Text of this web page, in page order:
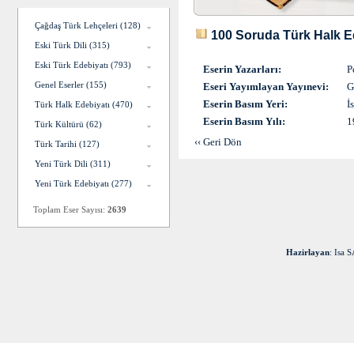
Çağdaş Türk Lehçeleri (128)
Eski Türk Dili (315)
Eski Türk Edebiyatı (793)
Genel Eserler (155)
Türk Halk Edebiyatı (470)
Türk Kültürü (62)
Türk Tarihi (127)
Yeni Türk Dili (311)
Yeni Türk Edebiyatı (277)
Toplam Eser Sayısı: 2639
100 Soruda Türk Halk
Eserin Yazarları:
Eseri Yayımlayan Yayınevi:
Eserin Basım Yeri:
Eserin Basım Yılı:
‹‹ Geri Dön
Hazirlayan: Isa